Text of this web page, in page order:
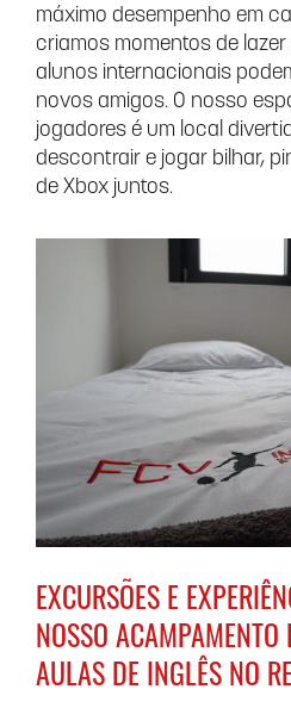
máximo desempenho em
criamos momentos de
alunos internacionais
novos amigos. O nosso
jogadores é um local
descontrair e jogar bilhar,
de Xbox juntos.
EXCURSÕES E
NOSSO ACAMPAMENTO
AULAS DE INGLÊS NO